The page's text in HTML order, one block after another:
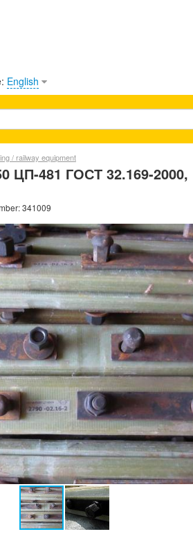
English
/ railway equipment
ЦП-481 ГОСТ 32.169-2000,
341009